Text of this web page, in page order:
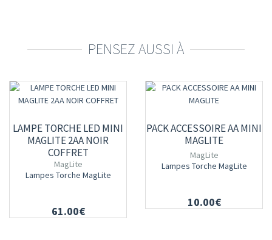
PENSEZ AUSSI À
LAMPE TORCHE LED MINI
MAGLITE 2AA NOIR
COFFRET
MagLite
Lampes Torche MagLite
61.00€
PACK ACCESSOIRE AA MINI
MAGLITE
MagLite
Lampes Torche MagLite
10.00€